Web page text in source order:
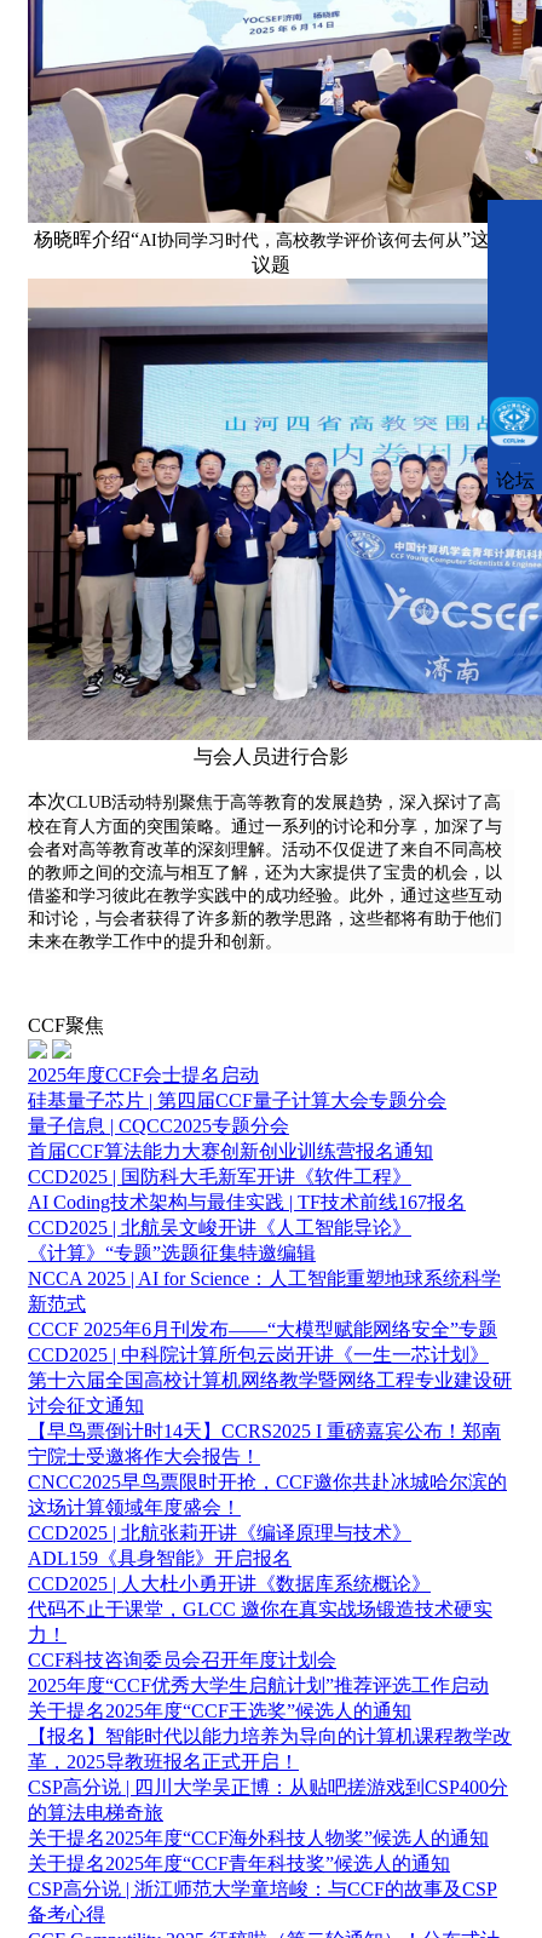
杨晓晖介绍“AI协同学习时代，高校教学评价该何去何从”这一
议题
与会人员进行合影
本次CLUB活动特别聚焦于高等教育的发展趋势，深入探讨了高
校在育人方面的突围策略。通过一系列的讨论和分享，加深了与
会者对高等教育改革的深刻理解。活动不仅促进了来自不同高校
的教师之间的交流与相互了解，还为大家提供了宝贵的机会，以
借鉴和学习彼此在教学实践中的成功经验。此外，通过这些互动
和讨论，与会者获得了许多新的教学思路，这些都将有助于他们
未来在教学工作中的提升和创新。
CCF聚焦
2025年度CCF会士提名启动
硅基量子芯片 | 第四届CCF量子计算大会专题分会
量子信息 | CQCC2025专题分会
首届CCF算法能力大赛创新创业训练营报名通知
CCD2025 | 国防科大毛新军开讲《软件工程》
AI Coding技术架构与最佳实践 | TF技术前线167报名
CCD2025 | 北航吴文峻开讲《人工智能导论》
《计算》“专题”选题征集特邀编辑
NCCA 2025 | AI for Science：人工智能重塑地球系统科学
新范式
CCCF 2025年6月刊发布——“大模型赋能网络安全”专题
CCD2025 | 中科院计算所包云岗开讲《一生一芯计划》
第十六届全国高校计算机网络教学暨网络工程专业建设研
讨会征文通知
【早鸟票倒计时14天】CCRS2025 I 重磅嘉宾公布！郑南
宁院士受邀将作大会报告！
CNCC2025早鸟票限时开抢，CCF邀你共赴冰城哈尔滨的
这场计算领域年度盛会！
CCD2025 | 北航张莉开讲《编译原理与技术》
ADL159《具身智能》开启报名
CCD2025 | 人大杜小勇开讲《数据库系统概论》
代码不止于课堂，GLCC 邀你在真实战场锻造技术硬实
力！
CCF科技咨询委员会召开年度计划会
2025年度“CCF优秀大学生启航计划”推荐评选工作启动
关于提名2025年度“CCF王选奖”候选人的通知
【报名】智能时代以能力培养为导向的计算机课程教学改
革，2025导教班报名正式开启！
CSP高分说 | 四川大学吴正博：从贴吧搓游戏到CSP400分
的算法电梯奇旅
关于提名2025年度“CCF海外科技人物奖”候选人的通知
关于提名2025年度“CCF青年科技奖”候选人的通知
CSP高分说 | 浙江师范大学童培峻：与CCF的故事及CSP
备考心得
论坛